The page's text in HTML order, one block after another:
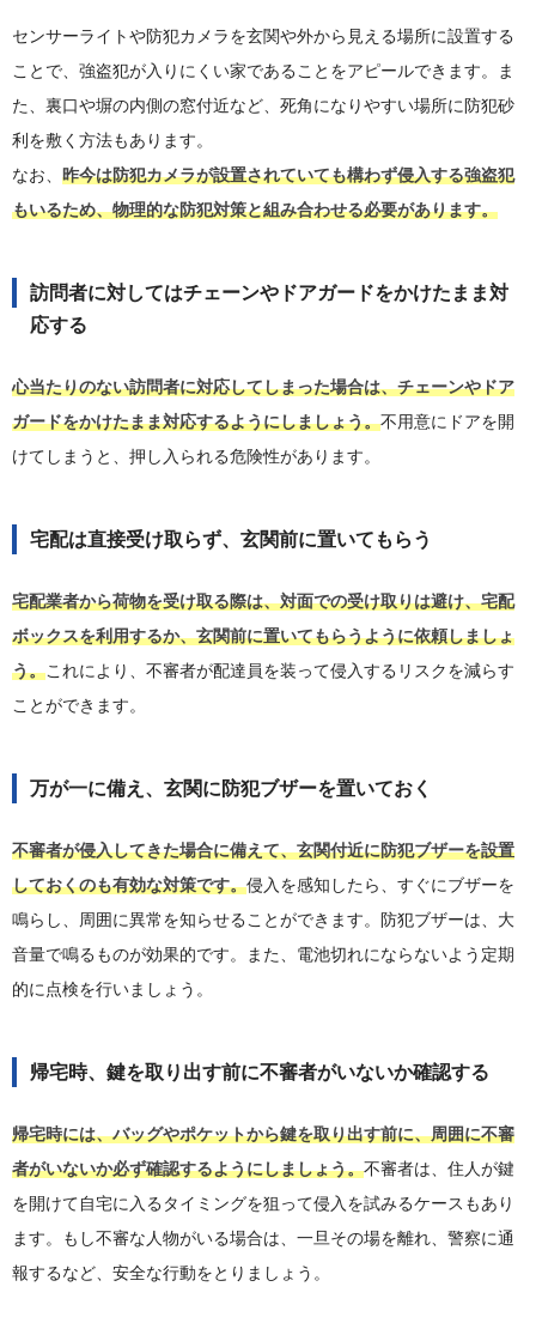
センサーライトや防犯カメラを玄関や外から見える場所に設置する
ことで、強盗犯が入りにくい家であることをアピールできます。ま
た、裏口や塀の内側の窓付近など、死角になりやすい場所に防犯砂
利を敷く方法もあります。
なお、 昨今は防犯カメラが設置されていても構わず侵入する強盗犯
もいるため、物理的な防犯対策と組み合わせる必要があります。
訪問者に対してはチェーンやドアガードをかけたまま対
応する
心当たりのない訪問者に対応してしまった場合は、チェーンやドア
ガードをかけたまま対応するようにしましょう。不用意にドアを開
けてしまうと、押し入られる危険性があります。
宅配は直接受け取らず、玄関前に置いてもらう
宅配業者から荷物を受け取る際は、対面での受け取りは避け、宅配
ボックスを利用するか、玄関前に置いてもらうように依頼しましょ
う。これにより、不審者が配達員を装って侵入するリスクを減らす
ことができます。
万が一に備え、玄関に防犯ブザーを置いておく
不審者が侵入してきた場合に備えて、玄関付近に防犯ブザーを設置
しておくのも有効な対策です。侵入を感知したら、すぐにブザーを
鳴らし、周囲に異常を知らせることができます。防犯ブザーは、大
音量で鳴るものが効果的です。また、電池切れにならないよう定期
的に点検を行いましょう。
帰宅時、鍵を取り出す前に不審者がいないか確認する
帰宅時には、バッグやポケットから鍵を取り出す前に、周囲に不審
者がいないか必ず確認するようにしましょう。不審者は、住人が鍵
を開けて自宅に入るタイミングを狙って侵入を試みるケースもあり
ます。もし不審な人物がいる場合は、一旦その場を離れ、警察に通
報するなど、安全な行動をとりましょう。